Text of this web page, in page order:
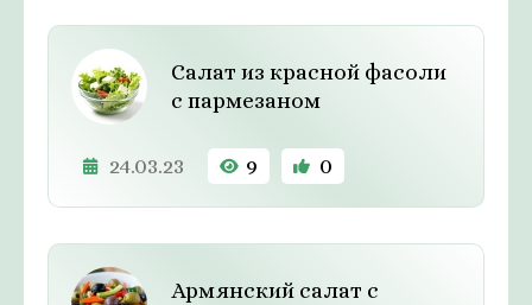
Салат из красной фасоли
с пармезаном
24.03.23 9 0
Армянский салат с